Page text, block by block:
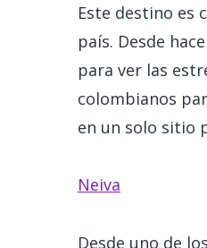
Este destino es
país. Desde
para ver las
colombianos
en un solo sitio
Neiva
Desde uno de